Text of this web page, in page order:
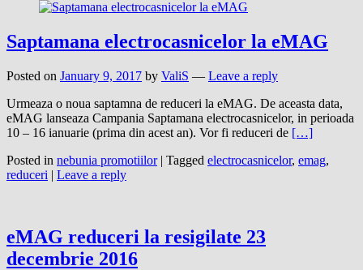
Saptamana electrocasnicelor la eMAG
Posted on January 9, 2017 by ValiS — Leave a reply
Urmeaza o noua saptamna de reduceri la eMAG. De aceasta data,
eMAG lanseaza Campania Saptamana electrocasnicelor, in perioada
10 – 16 ianuarie (prima din acest an). Vor fi reduceri de […]
Posted in nebunia promotiilor | Tagged electrocasnicelor, emag,
reduceri | Leave a reply
eMAG reduceri la resigilate 23
decembrie 2016